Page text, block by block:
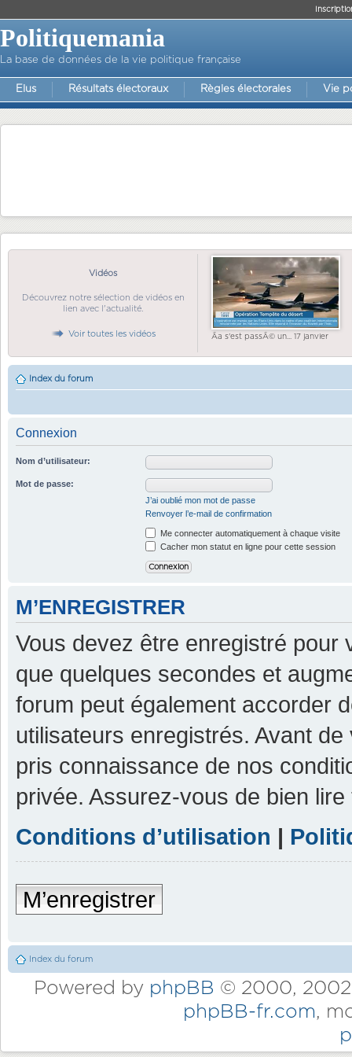
Politiquemania
La base de données de la vie politique française
Elus Résultats électoraux Règles électorales Vie
Vidéos
Découvrez notre sélection de vidéos en
lien avec l'actualité.
Voir toutes les vidéos Ãa s'est passÃ© un... 17 janvier
Index du forum
Connexion
Nom d’utilisateur:
Mot de passe:
J’ai oublié mon mot de passe
Renvoyer l’e-mail de confirmation
Me connecter automatiquement à chaque visite
Cacher mon statut en ligne pour cette session
M’ENREGISTRER
Vous devez être enregistré pour
que quelques secondes et
forum peut également accorder
utilisateurs enregistrés. Avant
pris connaissance de nos
privée. Assurez-vous de bien
Conditions d’utilisation |
M’enregistrer
Index du forum
Powered by phpBB © 2000,
phpBB-fr.com,